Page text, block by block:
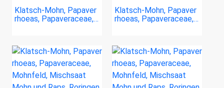
Klatsch-Mohn, Papaver
rhoeas, Papaveraceae,…
Klatsch-Mohn, Papaver
rhoeas, Papaveraceae,…